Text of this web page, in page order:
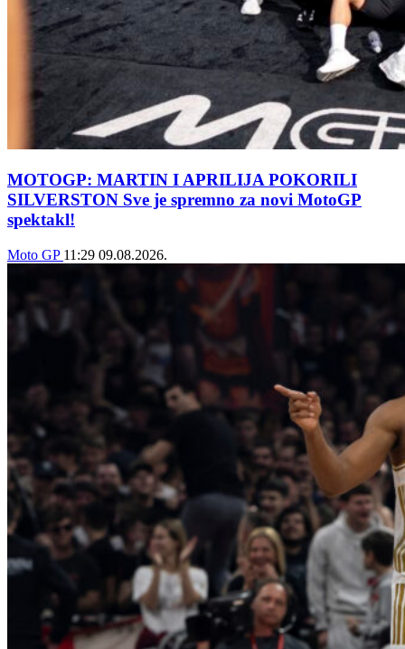
MOTOGP: MARTIN I APRILIJA POKORILI
SILVERSTON Sve je spremno za novi MotoGP
spektakl!
Moto GP 11:29 09.08.2026.